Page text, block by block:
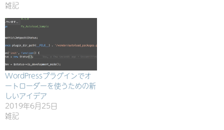
雑記
WordPressプラグインでオ
ートローダーを使うための新
しいアイデア
2019年6月25日
雑記